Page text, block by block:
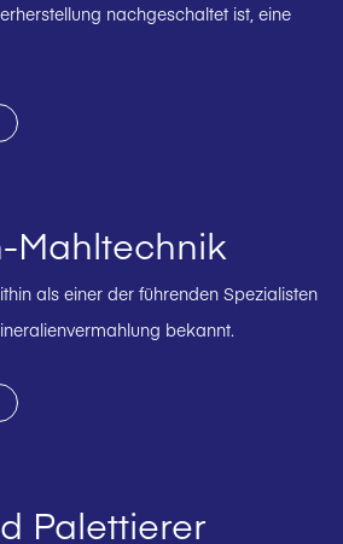
nachgeschaltet ist, eine
Mahltechnik
als einer der führenden Spezialisten
bekannt.
Palettierer